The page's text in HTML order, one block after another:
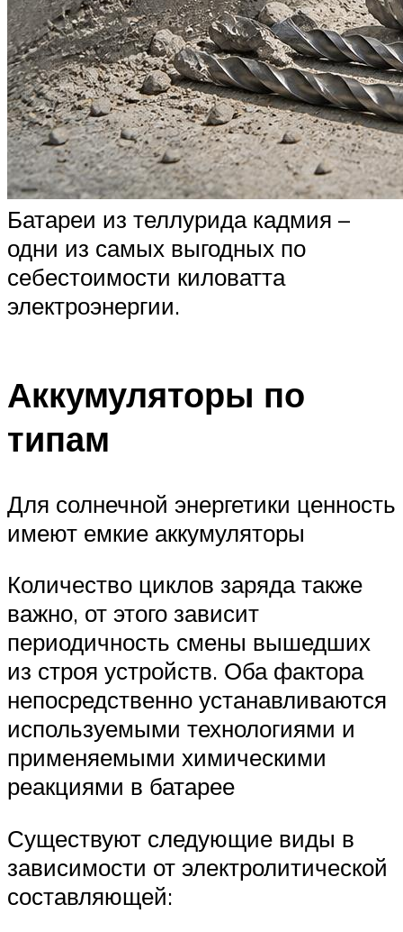
Батареи из теллурида кадмия –
одни из самых выгодных по
себестоимости киловатта
электроэнергии.
Аккумуляторы по
типам
Для солнечной энергетики ценность
имеют емкие аккумуляторы
Количество циклов заряда также
важно, от этого зависит
периодичность смены вышедших
из строя устройств. Оба фактора
непосредственно устанавливаются
используемыми технологиями и
применяемыми химическими
реакциями в батарее
Существуют следующие виды в
зависимости от электролитической
составляющей: